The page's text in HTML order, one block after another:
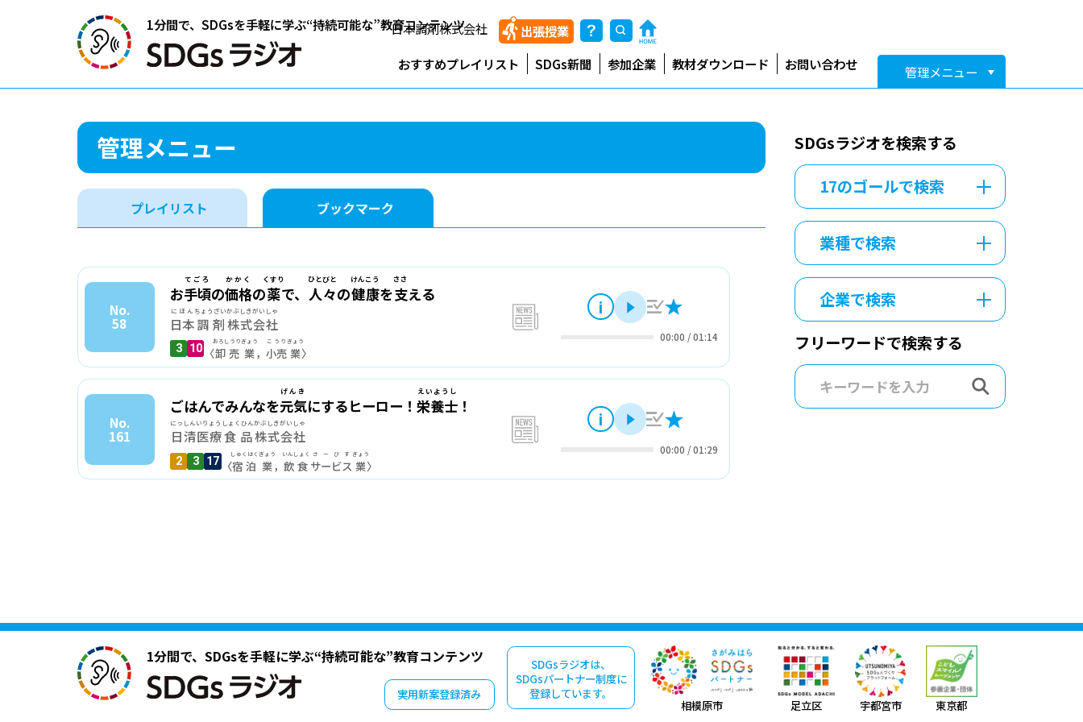
日本調剤株式会社
出張授業
おすすめプレイリスト
SDGs新聞 参加企業 教材ダウンロード お問い合わせ 管理メニュー
1分間で、SDGsを手軽に学ぶ“持続可能な”教育コンテンツ
管理メニュー
プレイリスト ブックマーク
No.
58
お手頃
てごろ
の価格
かかく
の薬
くすり
で、 人々
ひとびと
の健康
けんこう
を支
ささ
える
日本
にほん
調剤
ちょうざい
株式会社
かぶしきがいしゃ
3 10 〈卸売
おろしうり
業
ぎょう
，小売
こうり
業
ぎょう
〉
news i 再生
00:00 /01:14
No.
161
ごはんでみんなを元気
げんき
にするヒーロー！栄養士
えいようし
！
日清
にっしん
医療
いりょう
食品
しょくひん
株式会社
かぶしきがいしゃ
2 3 17〈宿泊
しゅくはく
業
ぎょう
， 飲食
いんしょく
サービス
さーびす
業
ぎょう
〉
news i 再生
00:00 /01:29
SDGsラジオを検索する
17のゴールで検索
業種で検索
企業で検索
フリーワードで検索する
1分間で、SDGsを手軽に学ぶ“持続可能な”教育コンテンツ
実用新案登録済み
SDGsラジオは、
SDGsパートナー制度に
登録しています。
相模原市 足立区 宇都宮市 東京都